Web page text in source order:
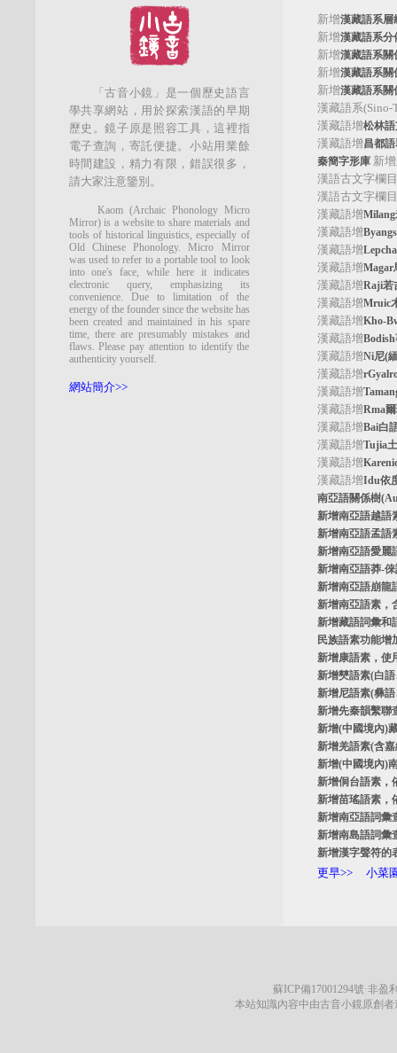
「古音小鏡」是一個歷史語言
學共享網站，用於探索漢語的早期
歷史。鏡子原是照容工具，這裡指
電子查詢，寄託便捷。小站用業餘
時間建設，精力有限，錯誤很多，
請大家注意鑒別。
Kaom (Archaic Phonology Micro
Mirror) is a website to share materials and
tools of historical linguistics, especially of
Old Chinese Phonology. Micro Mirror
was used to refer to a portable tool to look
into one's face, while here it indicates
electronic query, emphasizing its
convenience. Due to limitation of the
energy of the founder since the website has
been created and maintained in his spare
time, there are presumably mistakes and
flaws. Please pay attention to identify the
authenticity yourself.
網站簡介>>
新增漢藏語系層
新增漢藏語系分
新增漢藏語系關
新增漢藏語系關
新增漢藏語系關
漢藏語系(Sino-
漢藏語增松林語
漢藏語增昌都語
秦簡字形庫新增
漢語古文字欄
漢語古文字欄
漢藏語增Milang
漢藏語增
漢藏語增
漢藏語增Magar
漢藏語增Raji若
漢藏語增Mruic
漢藏語增Kho-
漢藏語增
漢藏語增Ni尼(
漢藏語增
漢藏語增
漢藏語增Rma
漢藏語增Bai白
漢藏語增Tujia
漢藏語增
漢藏語增Idu依
南亞語關係樹
新增南亞語越語
新增南亞語孟語
新增南亞語愛麗
新增南亞語莽-倈
新增南亞語崩龍
新增南亞語素，
新增藏語詞彙和
民族語素功能
新增康語素，使
新增僰語素(白
新增尼語素(彝
新增先秦韻繫聯
新增(中國境內)
新增羌語素(含
新增(中國境內)
新增侗台語素，
新增苗瑤語素，
新增南亞語詞彙
新增南島語詞彙
新增漢字聲符的
更早>> 小菜
蘇ICP備17001294號·非盈
本站知識內容中由古音小鏡原創